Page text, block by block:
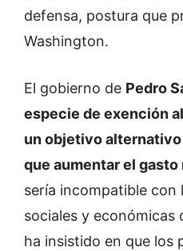
defensa, postura que
Washington.
El gobierno de Pedro
especie de exención
un objetivo alternativo
que aumentar el gasto
sería incompatible con
sociales y económicas
ha insistido en que los